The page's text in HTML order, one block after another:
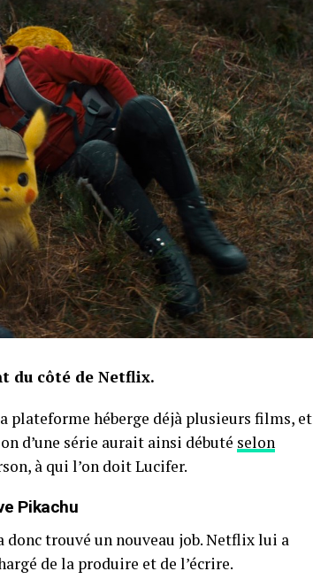
du côté de Netflix.
plateforme héberge déjà plusieurs films, et
d’une série aurait ainsi débuté selon
à qui l’on doit Lucifer.
Pikachu
donc trouvé un nouveau job. Netflix lui a
de la produire et de l’écrire.